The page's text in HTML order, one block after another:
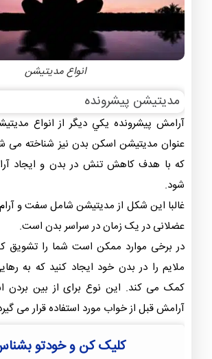
انواع مدیتیشن
مدیتیشن پیشرونده
آرامش پیشرونده يکي ديگر از انواع
عنوان مدیتیشن اسکن بدن نیز شناخته می
که با هدف کاهش تنش در بدن و ایجاد
‌شود.
غالبا این شکل از مدیتیشن شامل سفت و
عضلانی در یک زمان در سراسر بدن است.
در برخی موارد ممکن است شما را تشویق
ملایم را در بدن خود ایجاد کنید که به
کمک می ‌کند. این نوع برای از بین
آرامش قبل از خواب مورد استفاده قرار می
کلیک کن و خودتو